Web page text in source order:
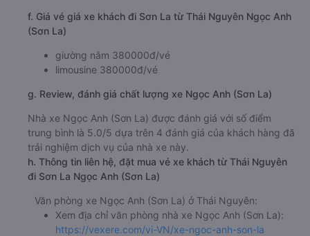
f. Giá vé giá xe khách đi Sơn La từ Thái Nguyên Ngọc Anh
(Sơn La)
giường nằm 380000đ/vé
limousine 380000đ/vé
g. Review, đánh giá chất lượng xe Ngọc Anh (Sơn La)
Nhà xe Ngọc Anh (Sơn La) được đánh giá với số điểm
trung bình là 5.0/5 dựa trên 4 đánh giá của khách hàng đã
trải nghiệm dịch vụ của nhà xe này.
h. Thông tin liên hệ, đặt mua vé xe khách từ Thái Nguyên
đi Sơn La Ngọc Anh (Sơn La)
Văn phòng xe Ngọc Anh (Sơn La) ở Thái Nguyên:
Xem địa chỉ văn phòng nhà xe Ngọc Anh (Sơn La):
https://vexere.com/vi-VN/xe-ngoc-anh-son-la